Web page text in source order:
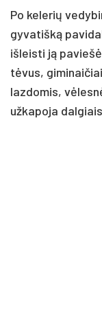
Po kelerių
gyvatišką
išleisti ją
tėvus,
lazdomis,
užkapoja